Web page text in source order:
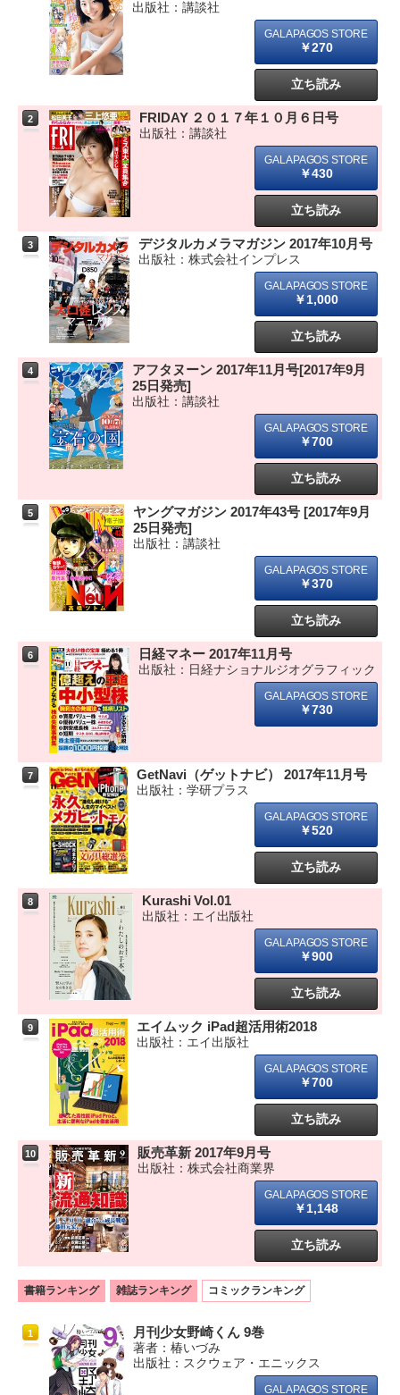
出版社：講談社
￥270
立ち読み
2 FRIDAY ２０１７年１０月６日号
出版社：講談社
￥430
立ち読み
3 デジタルカメラマガジン 2017年10月号
出版社：株式会社インプレス
￥1,000
立ち読み
4
アフタヌーン 2017年11月号[2017年9月
25日発売]
出版社：講談社
￥700
立ち読み
5
ヤングマガジン 2017年43号 [2017年9月
25日発売]
出版社：講談社
￥370
立ち読み
6 日経マネー 2017年11月号
出版社：日経ナショナルジオグラフィック
￥730
7 GetNavi（ゲットナビ） 2017年11月号
出版社：学研プラス
￥520
立ち読み
8 Kurashi Vol.01
出版社：エイ出版社
￥900
立ち読み
9 エイムック iPad超活用術2018
出版社：エイ出版社
￥700
立ち読み
10 販売革新 2017年9月号
出版社：株式会社商業界
￥1,148
立ち読み
書籍ランキング 雑誌ランキング コミックランキング
1 月刊少女野崎くん 9巻
著者：椿いづみ
出版社：スクウェア・エニックス